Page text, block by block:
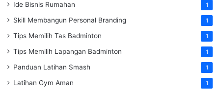
Ide Bisnis Rumahan 1
Skill Membangun Personal Branding 1
Tips Memilih Tas Badminton 1
Tips Memilih Lapangan Badminton 1
Panduan Latihan Smash 1
Latihan Gym Aman 1